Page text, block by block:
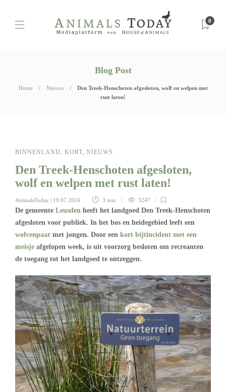
0
Blog Post
Home Nieuws
Den Treek-Henschoten afgesloten, wolf en welpen met
rust laten!
BINNENLAND, KORT, NIEUWS
Den Treek-Henschoten afgesloten,
wolf en welpen met rust laten!
AnimalsToday | 19 07 2024 3 min 3247
De gemeente Leusden heeft het landgoed Den Treek-Henschoten
afgesloten voor publiek. In het bos en heidegebied leeft een
wolvenpaar met jongen. Door een kort bijtincident met een
meisje afgelopen week, is uit voorzorg besloten om recreanten
de toegang tot het landgoed te ontzeggen.